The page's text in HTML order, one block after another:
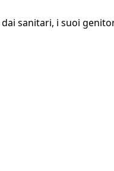
sanitari, i suoi